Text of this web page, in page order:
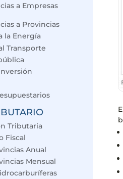
a Empresas
a Provincias
la Energía
Transporte
Tributaria
Fiscal
Anual
Mensual